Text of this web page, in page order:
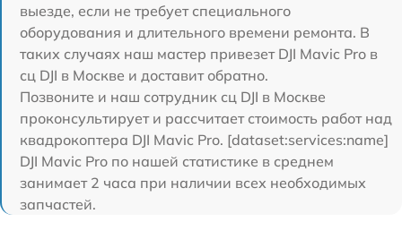
выезде, если не требует специального
оборудования и длительного времени ремонта. В
таких случаях наш мастер привезет DJI Mavic Pro в
сц DJI в Москве и доставит обратно.
Позвоните и наш сотрудник сц DJI в Москве
проконсультирует и рассчитает стоимость работ над
квадрокоптера DJI Mavic Pro. [dataset:services:name]
DJI Mavic Pro по нашей статистике в среднем
занимает 2 часа при наличии всех необходимых
запчастей.